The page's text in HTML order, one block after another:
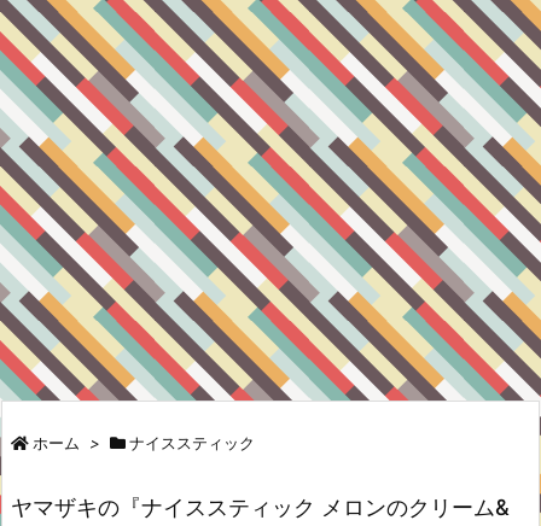
ホーム > ナイススティック
ヤマザキの『ナイススティック メロンのクリーム&